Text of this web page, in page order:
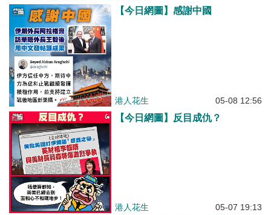
【今日網圖】感謝中國
港人花生 05-08 12:56
【今日網圖】反目成仇？
港人花生 05-07 19:13